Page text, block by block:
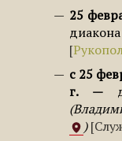
25
с 25
г.